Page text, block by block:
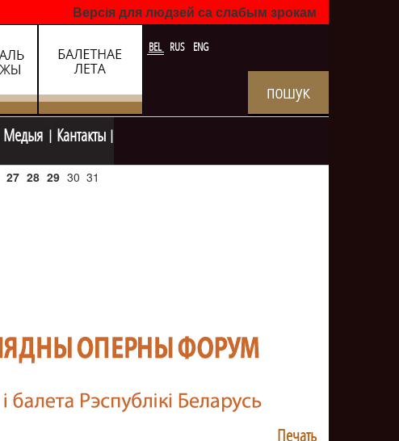
Версія для людзей са слабым зрокам
BEL RUS ENG
Медыя Кантакты
27 28 29 30 31
Печать